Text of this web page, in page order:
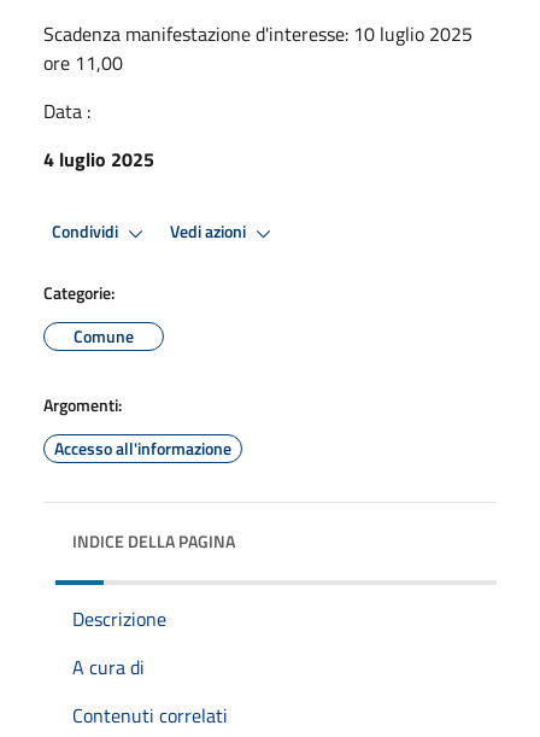
Scadenza manifestazione d'interesse: 10 luglio 2025
ore 11,00
Data :
4 luglio 2025
Condividi Vedi azioni
Categorie:
Comune
Argomenti:
Accesso all'informazione
INDICE DELLA PAGINA
Descrizione
A cura di
Contenuti correlati